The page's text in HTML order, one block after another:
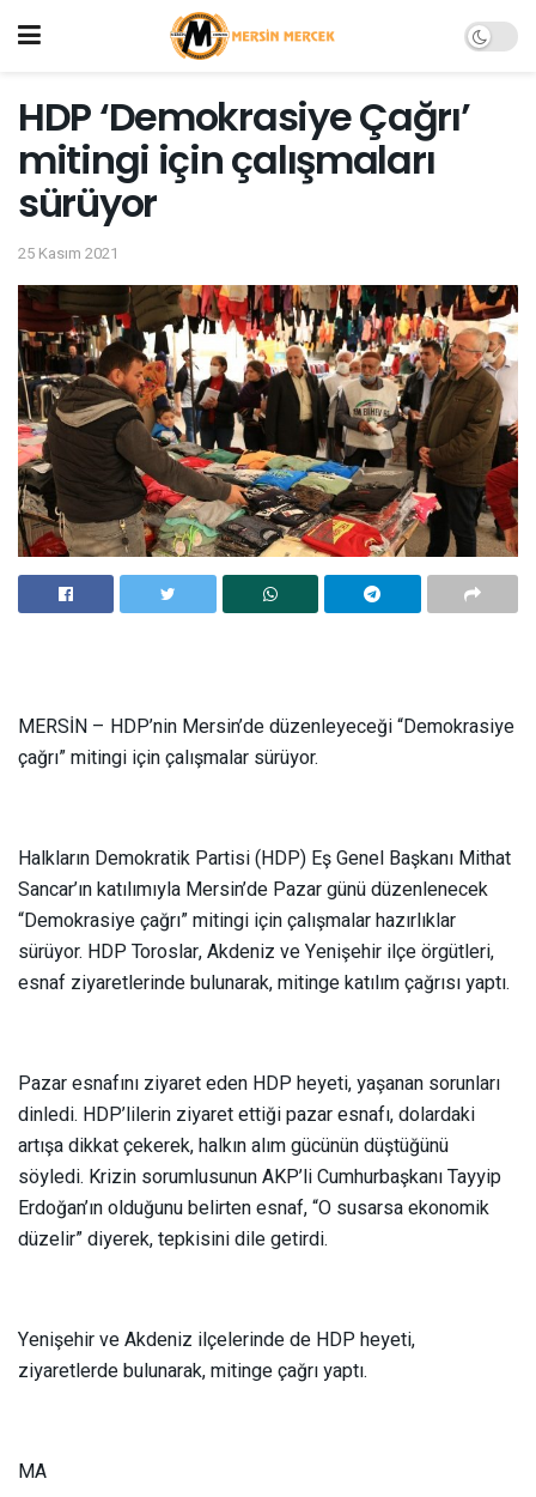
HDP ‘Demokrasiye Çağrı’
mitingi için çalışmaları
sürüyor
25 Kasım 2021
MERSİN – HDP’nin Mersin’de düzenleyeceği “Demokrasiye
çağrı” mitingi için çalışmalar sürüyor.
Halkların Demokratik Partisi (HDP) Eş Genel Başkanı Mithat
Sancar’ın katılımıyla Mersin’de Pazar günü düzenlenecek
“Demokrasiye çağrı” mitingi için çalışmalar hazırlıklar
sürüyor. HDP Toroslar, Akdeniz ve Yenişehir ilçe örgütleri,
esnaf ziyaretlerinde bulunarak, mitinge katılım çağrısı yaptı.
Pazar esnafını ziyaret eden HDP heyeti, yaşanan sorunları
dinledi. HDP’lilerin ziyaret ettiği pazar esnafı, dolardaki
artışa dikkat çekerek, halkın alım gücünün düştüğünü
söyledi. Krizin sorumlusunun AKP’li Cumhurbaşkanı Tayyip
Erdoğan’ın olduğunu belirten esnaf, “O susarsa ekonomik
düzelir” diyerek, tepkisini dile getirdi.
Yenişehir ve Akdeniz ilçelerinde de HDP heyeti,
ziyaretlerde bulunarak, mitinge çağrı yaptı.
MA